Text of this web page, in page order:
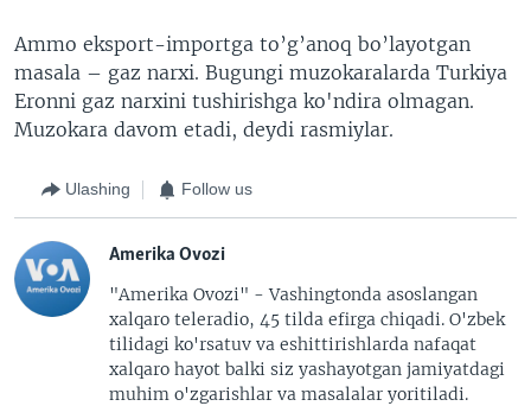
Ammo eksport-importga to’g’anoq bo’layotgan
masala – gaz narxi. Bugungi muzokaralarda Turkiya
Eronni gaz narxini tushirishga ko'ndira olmagan.
Muzokara davom etadi, deydi rasmiylar.
Ulashing Follow us
Amerika Ovozi
"Amerika Ovozi" - Vashingtonda asoslangan
xalqaro teleradio, 45 tilda efirga chiqadi. O'zbek
tilidagi ko'rsatuv va eshittirishlarda nafaqat
xalqaro hayot balki siz yashayotgan jamiyatdagi
muhim o'zgarishlar va masalalar yoritiladi.